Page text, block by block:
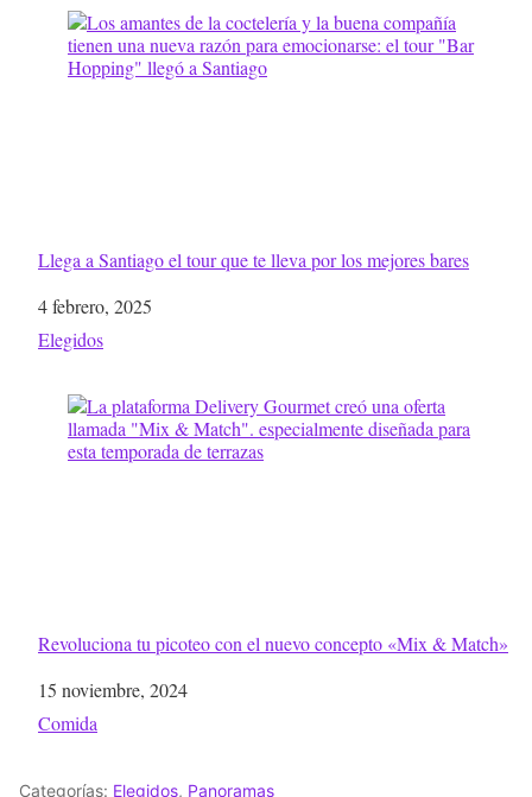
Llega a Santiago el tour que te lleva por los mejores bares
Fecha
4 febrero, 2025
Respecto a
Elegidos
Revoluciona tu picoteo con el nuevo concepto «Mix & Match»
Fecha
15 noviembre, 2024
Respecto a
Comida
Categorías: Elegidos, Panoramas